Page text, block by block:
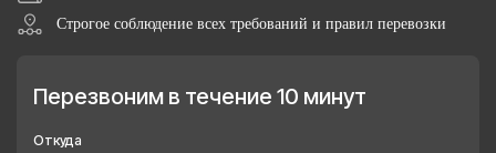
Строгое соблюдение всех требований и правил перевозки
Перезвоним в течение 10 минут
Откуда